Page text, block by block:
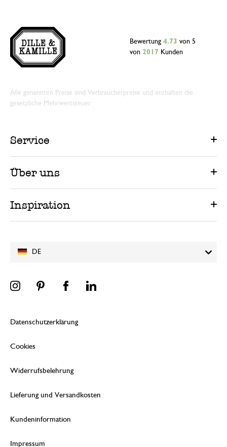
DE
Bewertung 4.73 von 5
von 2017 Kunden
Alle genannten Preise sind Verbraucherpreise und enthalten die
gesetzliche Mehrwertsteuer.
Service
Über uns
Inspiration
Datenschutzerklärung
Cookies
Widerrufsbelehrung
Lieferung und Versandkosten
Kundeninformation
Impressum